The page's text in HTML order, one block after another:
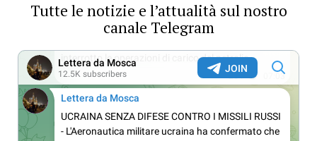
Tutte le notizie e l’attualità sul nostro
canale Telegram